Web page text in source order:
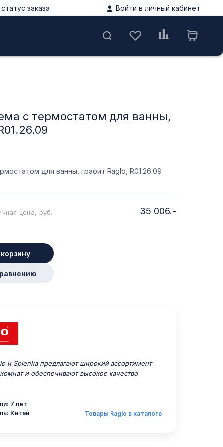
заказа Войти в личный кабинет
с термостатом для ванны,
для ванны, графит Raglo, R01.26.09
цена, руб. 35 006.-
и Splenka предлагают широкий ассортимент
и обеспечивают высокое качество
7 лет
Китай
Товары Raglo в каталоге